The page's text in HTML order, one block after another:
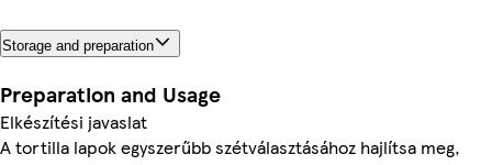
Storage and preparation
Preparation and Usage
Elkészítési javaslat
A tortilla lapok egyszerűbb szétválasztásához hajlítsa meg,